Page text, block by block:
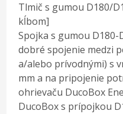
Tlmič s gumou D180/
kĺbom]
Spojka s gumou D180-
dobré spojenie medzi
a/alebo prívodnými) s
mm a na pripojenie
ohrievaču DucoBox
DucoBox s prípojkou